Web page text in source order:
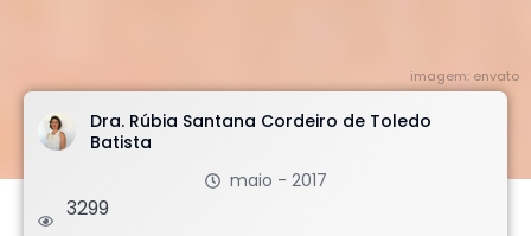
imagem: envato
Dra. Rúbia Santana Cordeiro de Toledo
Batista
maio - 2017
3299